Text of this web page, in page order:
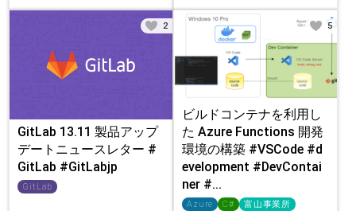
GitLab 13.11 製品アップ
デートニュースレター #
GitLab #GitLabjp
GitLab
2
ビルドコンテナを利用し
た Azure Functions 開発
環境の構築 #VSCode #d
evelopment #DevContai
ner #...
Azure C# 富山事業所
5